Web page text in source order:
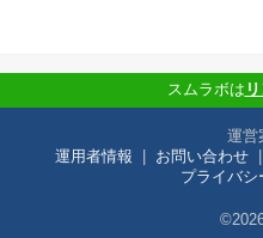
スムラボは
運営
運用者情報
お問い合わせ
プライバシ